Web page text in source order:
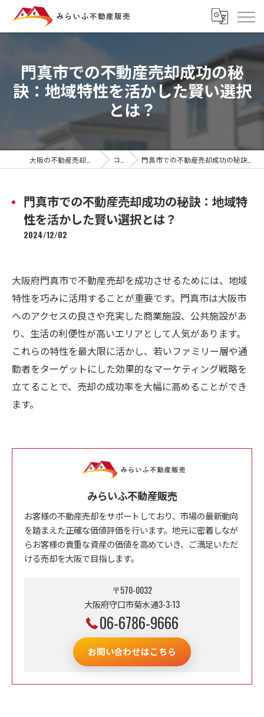
門真市での不動産売却成功の秘
訣：地域特性を活かした賢い選択
とは？
コラム 門真市での不動産売却成功の秘訣：地域特性を活かした賢い選択とは？
門真市での不動産売却成功の秘訣：地域特
性を活かした賢い選択とは？
2024/12/02
大阪府門真市で不動産売却を成功させるためには、地域
特性を巧みに活用することが重要です。門真市は大阪市
へのアクセスの良さや充実した商業施設、公共施設があ
り、生活の利便性が高いエリアとして人気があります。
これらの特性を最大限に活かし、若いファミリー層や通
勤者をターゲットにした効果的なマーケティング戦略を
立てることで、売却の成功率を大幅に高めることができ
ます。
みらいふ不動産販売
お客様の不動産売却をサポートしており、市場の最新動向
を踏まえた正確な価値評価を行います。地元に密着しなが
らお客様の貴重な資産の価値を高めていき、ご満足いただ
ける売却を大阪で目指します。
〒570-0032
大阪府守口市菊水通3-3-13
06-6786-9666
お問い合わせはこちら